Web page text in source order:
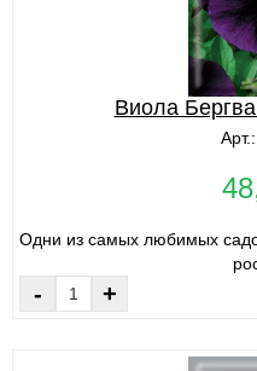
Виола
Одни из самых любимых
- +